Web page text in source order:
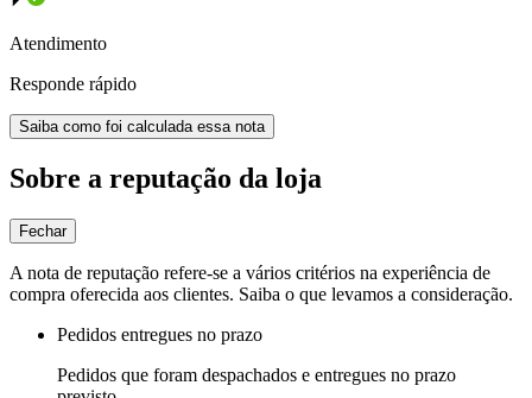
Atendimento
Responde rápido
Saiba como foi calculada essa nota
Sobre a reputação da loja
Fechar
A nota de reputação refere-se a vários critérios na experiência de
compra oferecida aos clientes. Saiba o que levamos a consideração.
Pedidos entregues no prazo
Pedidos que foram despachados e entregues no prazo